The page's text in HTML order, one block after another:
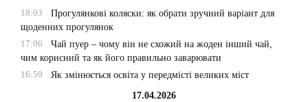
18:03
Прогулянкові коляски: як обрати зручний варіант для
щоденних прогулянок
17:06
Чай пуер – чому він не схожий на жоден інший чай,
чим корисний та як його правильно заварювати
16:59
Як змінюється освіта у передмісті великих міст
17.04.2026